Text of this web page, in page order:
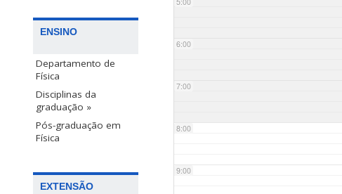
ENSINO
Departamento de
Física
Disciplinas da
graduação »
Pós-graduação em
Física
EXTENSÃO
6:00
7:00
8:00
9:00